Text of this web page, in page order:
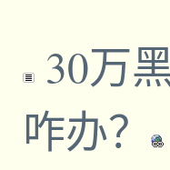
30万
咋办？